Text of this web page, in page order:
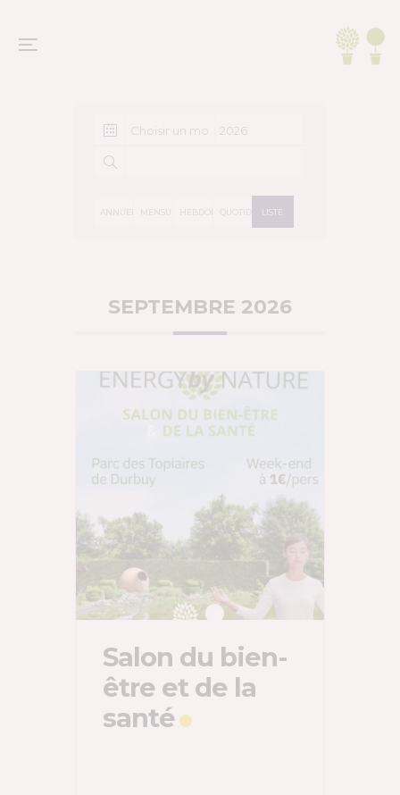
ANNUELLEMENSUELLEHEBDOMADAIREQUOTIDIENNE
LISTE
SEPTEMBRE 2026
Salon du bien-
être et de la
santé